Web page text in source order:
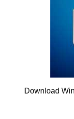
Download